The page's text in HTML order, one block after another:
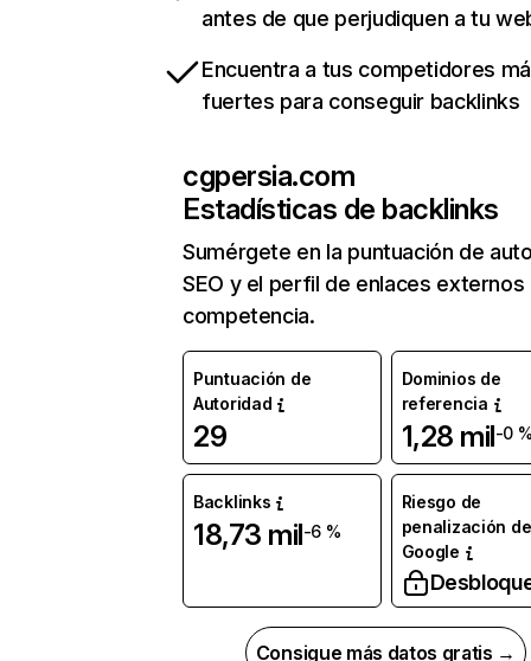
antes de que perjudiquen a tu
Encuentra a tus competidores
fuertes para conseguir backlinks
cgpersia.com
Estadísticas de backlinks
Sumérgete en la puntuación de
SEO y el perfil de enlaces externos
competencia.
Puntuación de
Autoridad
29
Dominios de
referencia
1,28 mil-0
Backlinks
18,73 mil-6 %
Riesgo de
penalización de
Google
Consigue más datos gratis →